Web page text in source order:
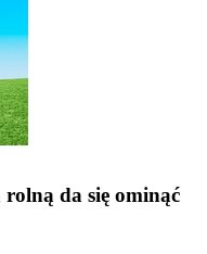
da się ominąć